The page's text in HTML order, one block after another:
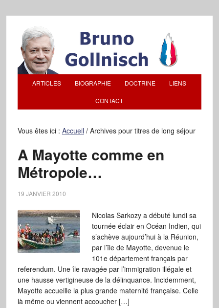
ARTICLES BIOGRAPHIE DOCTRINE LIENS
CONTACT
Vous êtes ici : Accueil /Archives pour titres de long séjour
A Mayotte comme en
Métropole…
19 JANVIER 2010
Nicolas Sarkozy a débuté lundi sa
tournée éclair en Océan Indien, qui
s’achève aujourd’hui à la Réunion,
par l’île de Mayotte, devenue le
101e département français par
referendum. Une île ravagée par l’immigration illégale et
une hausse vertigineuse de la délinquance. Incidemment,
Mayotte accueille la plus grande maternité française. Celle
là même ou viennent accoucher […]